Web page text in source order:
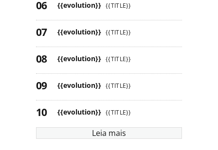
{{evolution}} {{TITLE}}
{{evolution}} {{TITLE}}
{{evolution}} {{TITLE}}
{{evolution}} {{TITLE}}
{{evolution}} {{TITLE}}
Leia mais